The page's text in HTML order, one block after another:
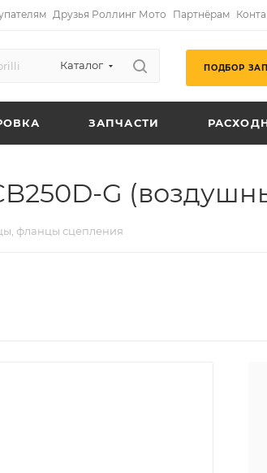
Друзья Роллинг Мото Партнёрам
Каталог ПОДБОР
ЗАПЧАСТИ
G
фланцы сцепления